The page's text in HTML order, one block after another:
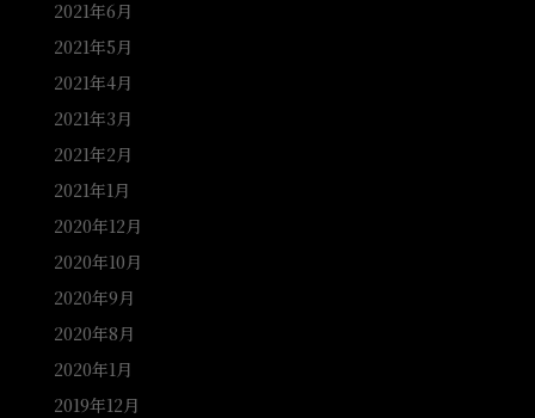
2021年6月
2021年5月
2021年4月
2021年3月
2021年2月
2021年1月
2020年12月
2020年10月
2020年9月
2020年8月
2020年1月
2019年12月